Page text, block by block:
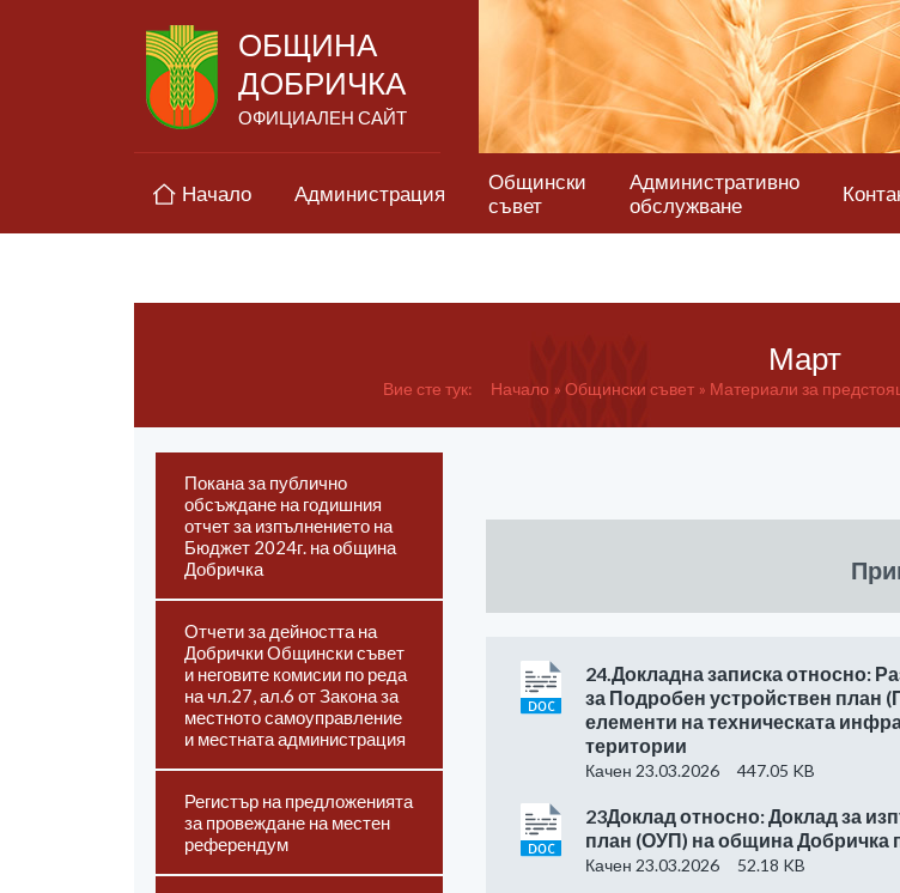
ОБЩИНА
ДОБРИЧКА
ОФИЦИАЛЕН САЙТ
Начало Администрация
Общински
съвет
Административно
обслужване
Март
Вие сте тук: Начало Общински съвет Материали за
Покана за публично
обсъждане на годишния
отчет за изпълнението на
Бюджет 2024г. на община
Добричка
Отчети за дейността на
Добрички Общински съвет
и неговите комисии по реда
на чл.27, ал.6 от Закона за
местното самоуправление
и местната администрация
Регистър на предложенията
за провеждане на местен
референдум
24.Докладна записка относно:
за Подробен устройствен план
елементи на техническата
територии
Качен 23.03.2026 447.05 KB
23Доклад относно: Доклад за
план (ОУП) на община Добричка
Качен 23.03.2026 52.18 KB